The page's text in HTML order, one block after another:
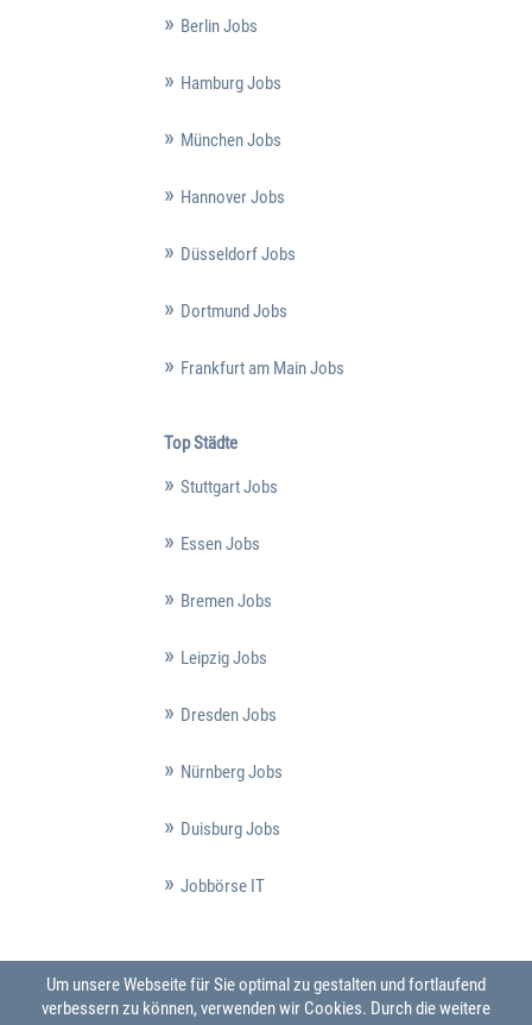
Berlin Jobs
Hamburg Jobs
München Jobs
Hannover Jobs
Düsseldorf Jobs
Dortmund Jobs
Frankfurt am Main Jobs
Top Städte
Stuttgart Jobs
Essen Jobs
Bremen Jobs
Leipzig Jobs
Dresden Jobs
Nürnberg Jobs
Duisburg Jobs
Jobbörse IT
Um unsere Webseite für Sie optimal zu gestalten und fortlaufend
verbessern zu können, verwenden wir Cookies. Durch die weitere